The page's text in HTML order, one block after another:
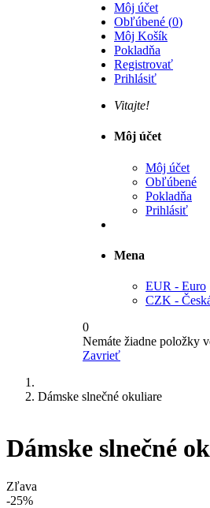
Môj účet
Obľúbené (0)
Môj Košík
Pokladňa
Registrovať
Prihlásiť
Vitajte!
Môj účet
Môj účet
Obľúbené
Pokladňa
Prihlásiť
Mena
EUR - Euro
CZK -
0
Nemáte žiadne položky
Zavrieť
Dámske slnečné okuliare
Dámske slnečné
Zľava
-25%